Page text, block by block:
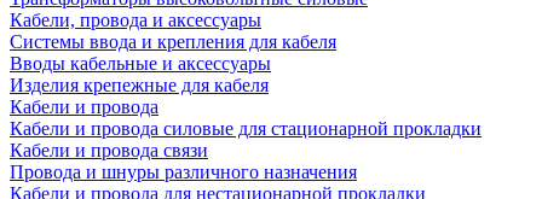
Кабели, провода и аксессуары
Системы ввода и крепления для кабеля
Вводы кабельные и аксессуары
Изделия крепежные для кабеля
Кабели и провода
Кабели и провода силовые для стационарной прокладки
Кабели и провода связи
Провода и шнуры различного назначения
Кабели и провода для нестационарной прокладки